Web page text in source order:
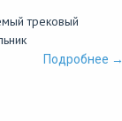
трековый
Подробнее →